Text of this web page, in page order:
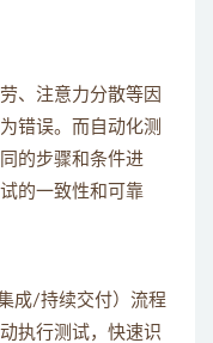
、注意力分散等因
错误。而自动化测
的步骤和条件进
的一致性和可靠
成/持续交付）流程
执行测试，快速识